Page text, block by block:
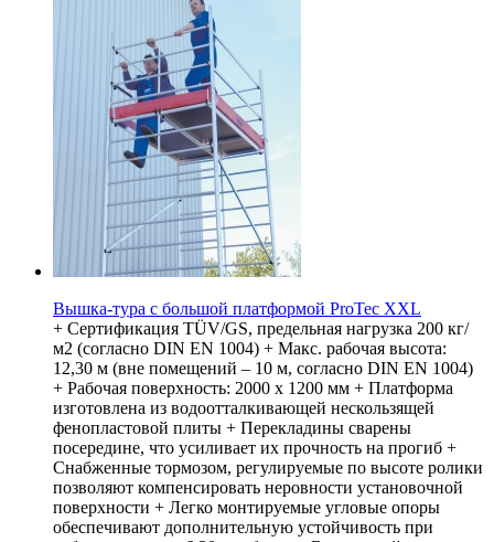
Вышка-тура с большой платформой ProTec XXL
+ Сертификация TÜV/GS, предельная нагрузка 200 кг/
м2 (согласно DIN EN 1004) + Макс. рабочая высота:
12,30 м (вне помещений – 10 м, согласно DIN EN 1004)
+ Рабочая поверхность: 2000 х 1200 мм + Платформа
изготовлена из водоотталкивающей нескользящей
фенопластовой плиты + Перекладины сварены
посередине, что усиливает их прочность на прогиб +
Снабженные тормозом, регулируемые по высоте ролики
позволяют компенсировать неровности установочной
поверхности + Легко монтируемые угловые опоры
обеспечивают дополнительную устойчивость при